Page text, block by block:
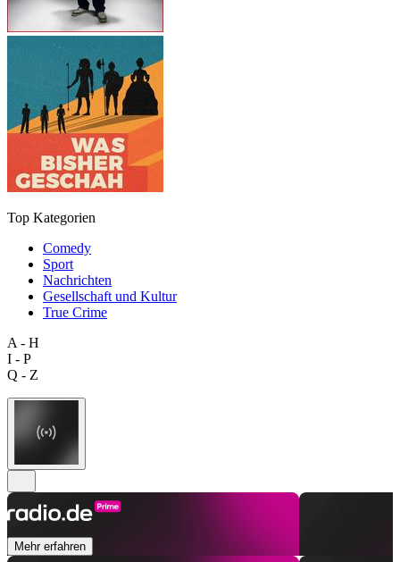
Top Kategorien
Comedy
Sport
Nachrichten
Gesellschaft und Kultur
True Crime
A - H
I - P
Q - Z
Mehr erfahren